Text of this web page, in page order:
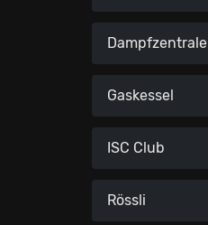
Dampfzentrale
Gaskessel
ISC Club
Rössli